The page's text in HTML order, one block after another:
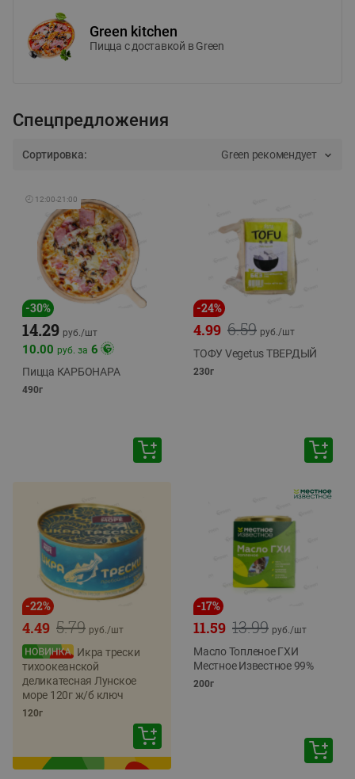
Green kitchen
Пицца c доставкой в Green
Спецпредложения
Сортировка: Green рекомендует
🕘 12:00-21:00
-30%
14.29 руб./шт
10.00 руб. за 6
Пицца КАРБОНАРА
490г
-24%
6.59
4.99 руб./шт
ТОФУ Vegetus ТВЕРДЫЙ
230г
-22%
5.79
4.49 руб./шт
Икра трески
тихоокеанской
деликатесная Лунское
море 120г ж/б ключ
120г
-17%
13.99
11.59 руб./шт
Масло Топленое ГХИ
Местное Известное 99%
200г